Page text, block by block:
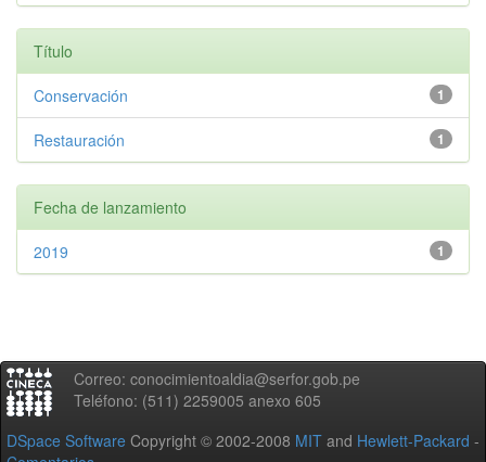
Título
1
Conservación
1
Restauración
Fecha de lanzamiento
1
2019
Correo: conocimientoaldia@serfor.gob.pe
Teléfono: (511) 2259005 anexo 605
DSpace Software Copyright © 2002-2008 MIT and Hewlett-Packard -